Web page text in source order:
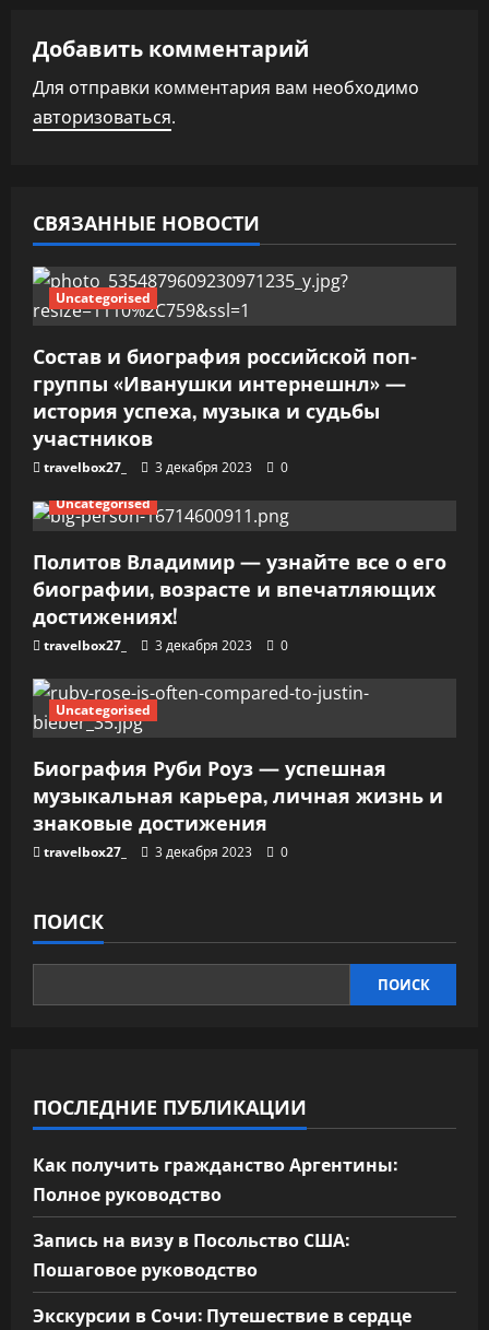
я
п
о
а
п
и
с
я
м
Добавить комментарий
Для отправки комментария вам необходимо
авторизоваться.
СВЯЗАННЫЕ НОВОСТИ
Uncategorised
Состав и биография российской поп-
группы «Иванушки интернешнл» —
история успеха, музыка и судьбы
участников
travelbox27_ 3 декабря 2023
0
Uncategorised
Политов Владимир — узнайте все о его
биографии, возрасте и впечатляющих
достижениях!
travelbox27_ 3 декабря 2023 0
Uncategorised
Биография Руби Роуз — успешная
музыкальная карьера, личная жизнь и
знаковые достижения
travelbox27_ 3 декабря 2023 0
ПОИСК
ПОИСК
ПОСЛЕДНИЕ ПУБЛИКАЦИИ
Как получить гражданство Аргентины:
Полное руководство
Запись на визу в Посольство США:
Пошаговое руководство
Экскурсии в Сочи: Путешествие в сердце